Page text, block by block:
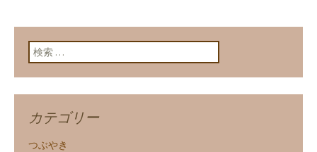
ン
検索:
カテゴリー
つぶやき